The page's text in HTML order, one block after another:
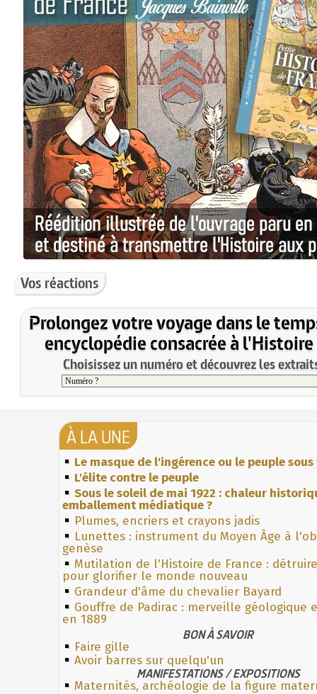
Vos réactions
Prolongez votre voyage dans le
encyclopédie consacrée à l'Histoire
Choisissez un numéro et découvrez les
À LA UNE
Le masque de l'ingérence ou le peuple
L'élite contre le peuple
Sous le soleil de mai 1922 : chaleur
emballement médiatique ?
Plumes, encriers et crayons jadis
Lunettes : instrument du Moyen Âge à
genèse
Mutilation de l'Histoire de France :
pour glorifier le monde nouveau
Grandeur d'âme du chevalier Bayard
Gouffre de Padirac : merveille géologique
en 1889
BON À SAVOIR
Faire gille
Avoir barres sur quelqu'un
MANIFESTATIONS / EXPOSITIONS
Maternités, archéologie de la figure